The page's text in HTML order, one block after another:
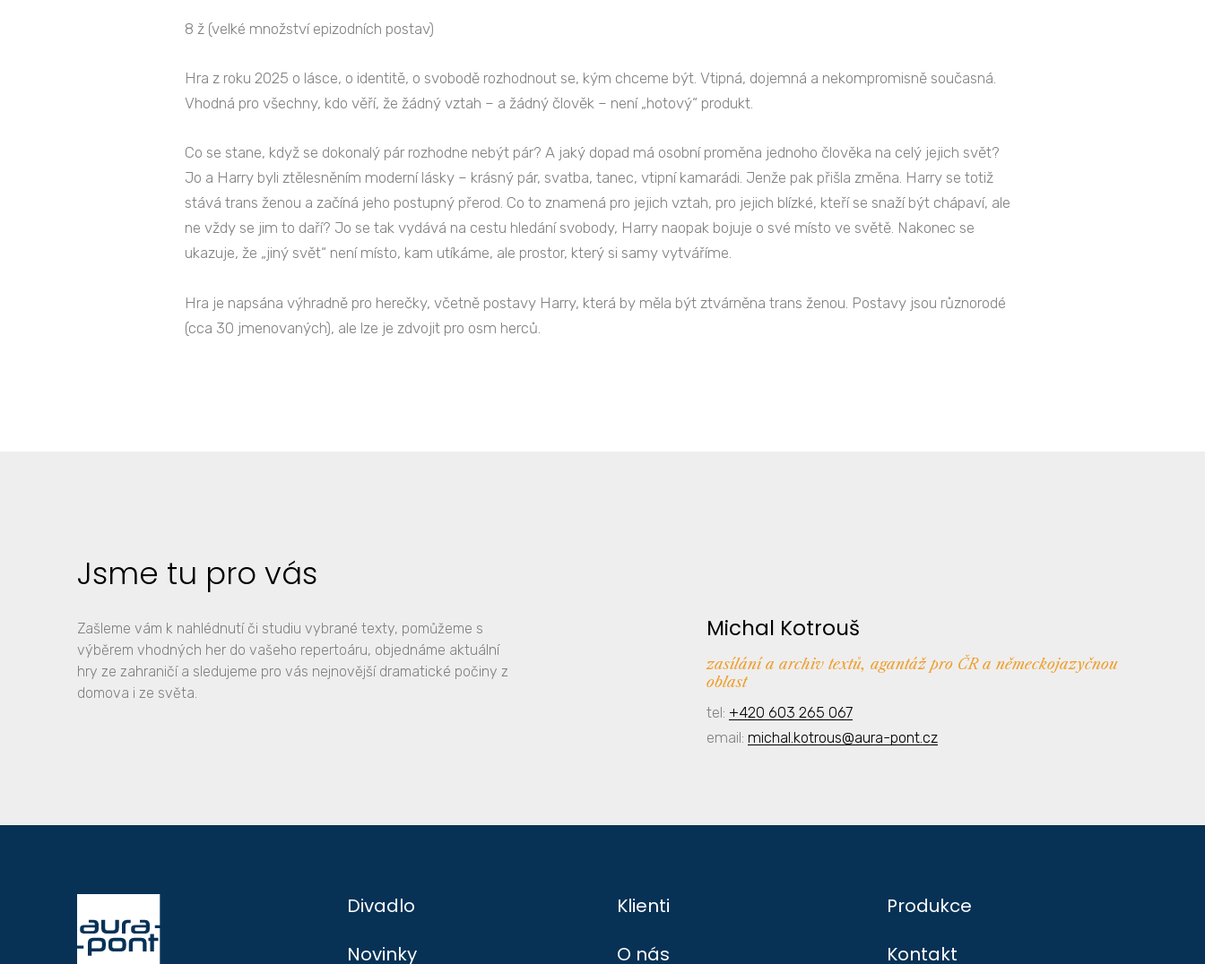
8 ž (velké množství epizodních postav)
Hra z roku 2025 o lásce, o identitě, o svobodě rozhodnout se, kým chceme být. Vtipná, dojemná a nekompromisně současná.
Vhodná pro všechny, kdo věří, že žádný vztah – a žádný člověk – není „hotový“ produkt.
Co se stane, když se dokonalý pár rozhodne nebýt pár? A jaký dopad má osobní proměna jednoho člověka na celý jejich svět?
Jo a Harry byli ztělesněním moderní lásky – krásný pár, svatba, tanec, vtipní kamarádi. Jenže pak přišla změna. Harry se totiž
stává trans ženou a začíná jeho postupný přerod. Co to znamená pro jejich vztah, pro jejich blízké, kteří se snaží být chápaví, ale
ne vždy se jim to daří? Jo se tak vydává na cestu hledání svobody, Harry naopak bojuje o své místo ve světě. Nakonec se
ukazuje, že „jiný svět“ není místo, kam utíkáme, ale prostor, který si samy vytváříme.
Hra je napsána výhradně pro herečky, včetně postavy Harry, která by měla být ztvárněna trans ženou. Postavy jsou různorodé
(cca 30 jmenovaných), ale lze je zdvojit pro osm herců.
Jsme tu pro vás
Zašleme vám k nahlédnutí či studiu vybrané texty, pomůžeme s
výběrem vhodných her do vašeho repertoáru, objednáme aktuální
hry ze zahraničí a sledujeme pro vás nejnovější dramatické počiny z
domova i ze světa.
Michal Kotrouš
zasílání a archiv textů, agantáž pro ČR a německojazyčnou
oblast
tel: +420 603 265 067
email:michal.kotrous@aura-pont.cz
Divadlo
Novinky
Klienti
O nás
Produkce
Kontakt